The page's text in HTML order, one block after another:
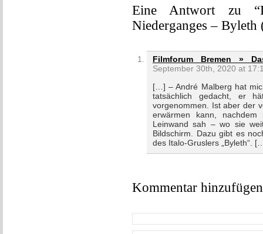
Eine Antwort zu
Niederganges – Byleth
Filmforum Bremen »
September 30th, 2020 at
[…] – André Malberg hat
tatsächlich gedacht, er
vorgenommen. Ist aber der
erwärmen kann,
Leinwand sah – wo sie
Bildschirm. Dazu gibt es
des Italo-Gruslers „Byleth“.
Kommentar hinzufügen